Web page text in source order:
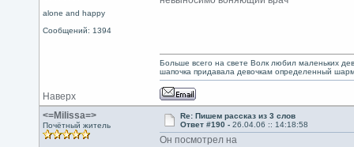
alone and happy
Сообщений: 1394
Наверх
Больше всего на свете Волк любил маленьких
шапочка придавала девочкам определенный
<=Milissa=>
Почётный житель
Re: Пишем рассказ из 3 слов
Ответ #190 - 26.04.06 :: 14:18:58
Он посмотрел на